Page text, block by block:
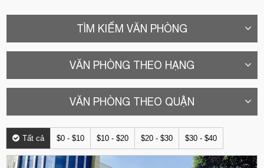
TÌM KIẾM VĂN PHÒNG
VĂN PHÒNG THEO HẠNG
VĂN PHÒNG THEO QUẬN
Tất cả $0 - $10 $10 - $20 $20 - $30 $30 - $40